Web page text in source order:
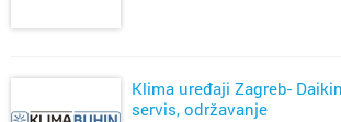
Klima uređaji Zagreb-
servis, održavanje